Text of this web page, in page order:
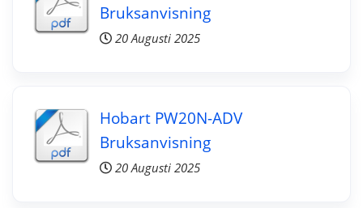
Bruksanvisning
20 Augusti 2025
Hobart PW20N-ADV
Bruksanvisning
20 Augusti 2025